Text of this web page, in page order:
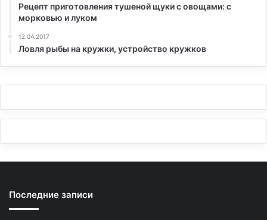
Рецепт приготовления тушеной щуки с овощами: с
морковью и луком
12.04.2017
Ловля рыбы на кружки, устройство кружков
Последние записи